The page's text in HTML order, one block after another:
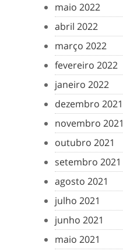
maio 2022
abril 2022
março 2022
fevereiro 2022
janeiro 2022
dezembro 2021
novembro 2021
outubro 2021
setembro 2021
agosto 2021
julho 2021
junho 2021
maio 2021